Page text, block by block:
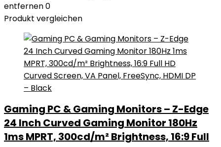
entfernen0
Produkt vergleichen
Gaming PC & Gaming Monitors – Z-Edge
24 Inch Curved Gaming Monitor 180Hz
1ms MPRT, 300cd/m² Brightness, 16:9 Full